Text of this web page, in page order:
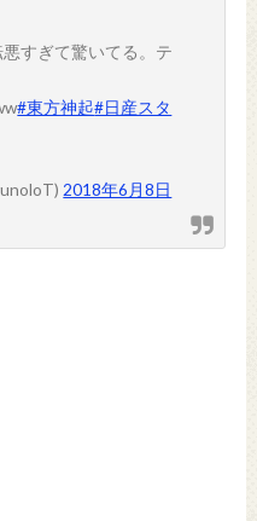
すぎて驚いてる。テ
#東方神起#日産スタ
2018年6月8日